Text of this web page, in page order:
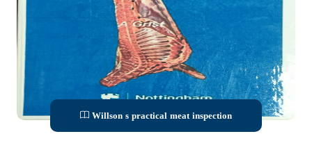
Willson s practical meat inspection